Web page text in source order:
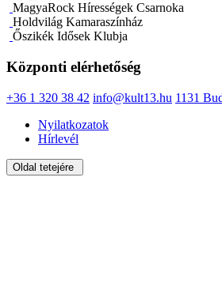
MagyaRock Hírességek Csarnoka
Holdvilág Kamaraszínház
Őszikék Idősek Klubja
Központi elérhetőség
+36 1 320 38 42 info@kult13.hu 1131
Nyilatkozatok
Hírlevél
Oldal tetejére